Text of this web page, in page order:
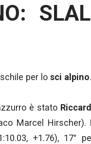
per lo sci alpino.
è stato
Marcel
+1.76), 17°